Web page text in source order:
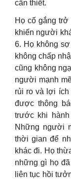
cần thiết.
Họ cố gắng
khiến người
6. Họ không
không chấp
cũng không
người mạnh
rủi ro và lợi
được thông
trước khi
Những người
thời gian để
khác đi. Họ
những gì họ
liên tục hồi